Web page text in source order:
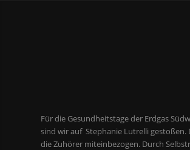
Für die Gesundheitstage der Erdgas
sind wir auf Stephanie Lutrelli gestoßen.
die Zuhörer miteinbezogen. Durch